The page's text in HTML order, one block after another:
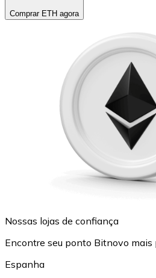
Comprar ETH agora
Nossas lojas de confiança
Encontre seu ponto Bitnovo mais
Espanha